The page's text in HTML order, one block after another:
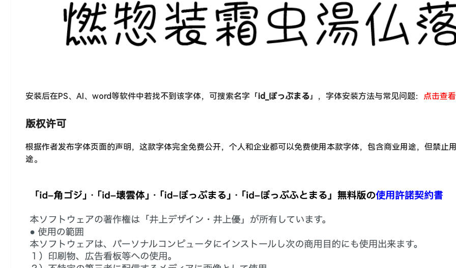
安装后在PS、AI、word等软件中若找不到该字体，可搜索名字「id_ぽっぷまる」，字体安装方法与常见问题： 点击查看
版权许可
根据作者发布字体页面的声明，这款字体完全免费公开，个人和企业都可以免费使用本款字体，包含商业用途，但禁止
途。